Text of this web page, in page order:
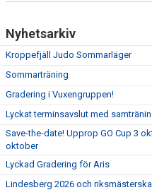
Nyhetsarkiv
Kroppefjäll Judo Sommarläger
Sommarträning
Gradering i Vuxengruppen!
Lyckat terminsavslut med
Save-the-date! Upprop GO Cup 3
oktober
Lyckad Gradering för Aris
Lindesberg 2026 och